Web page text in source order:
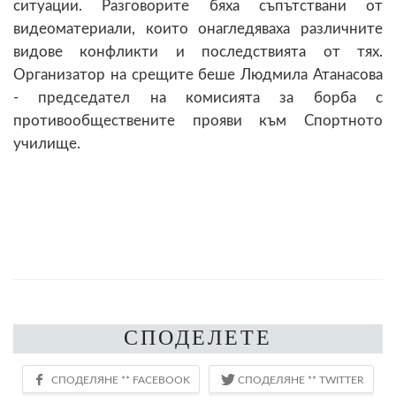
ситуации. Разговорите бяха съпътствани от
видеоматериали, които онагледяваха различните
видове конфликти и последствията от тях.
Организатор на срещите беше Людмила Атанасова
- председател на комисията за борба с
противообществените прояви към Спортното
училище.
СПОДЕЛЕТЕ